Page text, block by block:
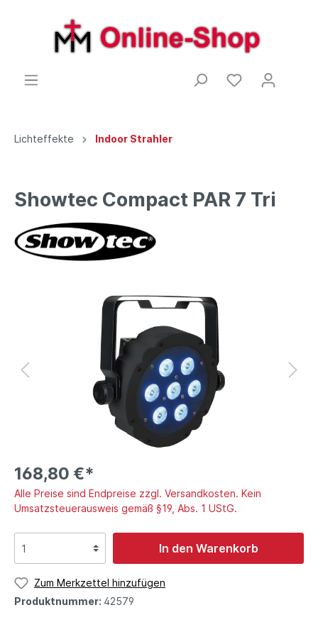
Lichteffekte Indoor Strahler
Showtec Compact PAR 7 Tri
168,80 €*
Alle Preise sind Endpreise zzgl. Versandkosten. Kein
Umsatzsteuerausweis gemäß §19, Abs. 1 UStG.
In den Warenkorb
Zum Merkzettel hinzufügen
Produktnummer: 42579